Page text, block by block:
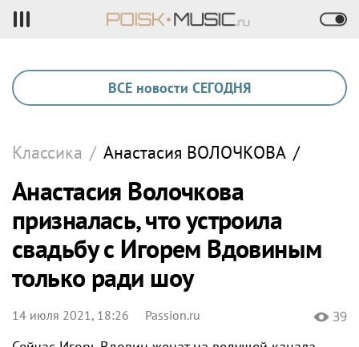
ВСЕ новости СЕГОДНЯ
Классика / Анастасия ВОЛОЧКОВА /
Анастасия Волочкова
призналась, что устроила
свадьбу с Игорем Вдовиным
только ради шоу
14 июля 2021, 18:26 Passion.ru 39